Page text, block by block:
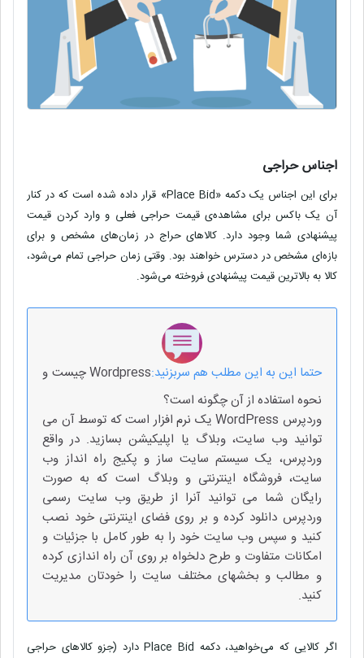
اجناس حراجی
برای این اجناس یک دکمه «Place Bid» قرار داده شده است که در کنار
آن یک باکس برای مشاهده‌ی قیمت حراجی فعلی و وارد کردن قیمت
پیشنهادی شما وجود دارد. کالاهای حراج در زمان‌های مشخص و برای
بازه‌ای مشخص در دسترس خواهند بود. وقتی‌ زمان حراجی تمام می‌شود،
کالا به بالاترین قیمت پیشنهادی فروخته می‌شود.
حتما این به این مطلب هم سربزنید:
Wordpress چیست و
نحوه استفاده از آن چگونه است؟
وردپرس WordPress یک نرم افزار است که توسط آن می
توانید وب سایت، وبلاگ یا اپلیکیشن بسازید. در واقع
وردپرس، یک سیستم سایت ساز و پکیج راه انداز وب
سایت، فروشگاه اینترنتی و وبلاگ است که به صورت
رایگان شما می توانید آنرا از طریق وب سایت رسمی
وردپرس دانلود کرده و بر روی فضای اینترنتی خود نصب
کنید و سپس وب سایت خود را به طور کامل با جزئیات و
امکانات متفاوت و طرح دلخواه بر روی آن راه اندازی کرده
و مطالب و بخشهای مختلف سایت را خودتان مدیریت
کنید.
اگر کالایی که می‌خواهید، دکمه Place Bidدارد (جزو کالاهای حراجی